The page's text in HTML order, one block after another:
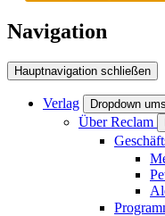
Navigation
Hauptnavigation schließen
Verlag Dropdown
Über Reclam